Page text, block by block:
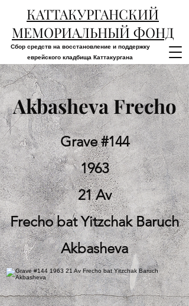
КАТТАКУРГАНСКИЙ
МЕМОРИАЛЬНЫЙ ФОНД
Сбор средств на восстановление и поддержку
еврейского кладбища Каттакургана
Akbasheva Frecho
Grave #144
1963
21 Av
Frecho bat Yitzchak Baruch
Akbasheva